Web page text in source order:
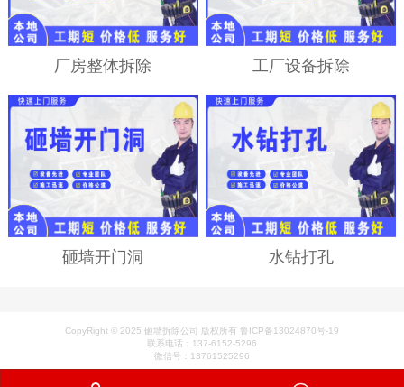
厂房整体拆除 工厂设备拆除
砸墙开门洞 水钻打孔
CopyRight © 2025 砸墙拆除公司 版权所有 鲁ICP备13024870号-19
联系电话：137-6152-5296
微信号：13761525296